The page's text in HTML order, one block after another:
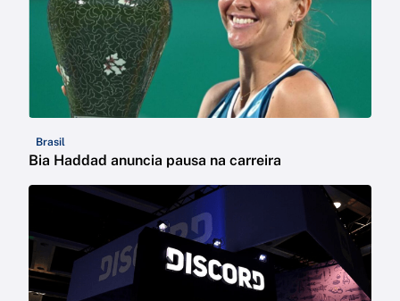
Brasil
Bia Haddad anuncia pausa na carreira